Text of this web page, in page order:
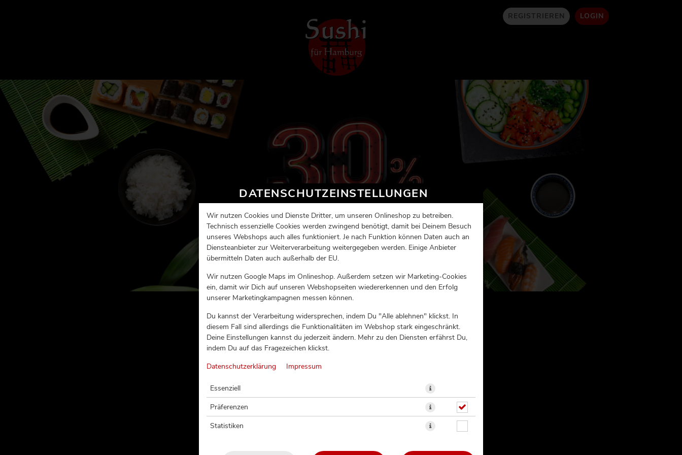
DATENSCHUTZEINSTELLUNGEN
Wir nutzen Cookies und Dienste Dritter, um unseren Onlineshop zu betreiben.
Technisch essenzielle Cookies werden zwingend benötigt, damit bei Deinem Besuch
unseres Webshops auch alles funktioniert. Je nach Funktion können Daten auch an
Diensteanbieter zur Weiterverarbeitung weitergegeben werden. Einige Anbieter
übermitteln Daten auch außerhalb der EU.
Wir nutzen Google Maps im Onlineshop. Außerdem setzen wir Marketing-Cookies
ein, damit wir Dich auf unseren Webshopseiten wiedererkennen und den Erfolg
unserer Marketingkampagnen messen können.
Du kannst der Verarbeitung widersprechen, indem Du "Alle ablehnen" klickst. In
diesem Fall sind allerdings die Funktionalitäten im Webshop stark eingeschränkt.
Deine Einstellungen kannst du jederzeit ändern. Mehr zu den Diensten erfährst Du,
indem Du auf das Fragezeichen klickst.
Datenschutzerklärung Impressum
Essenziell
Präferenzen
Statistiken
REGISTRIEREN LOGIN
KEINE STÄBCHEN